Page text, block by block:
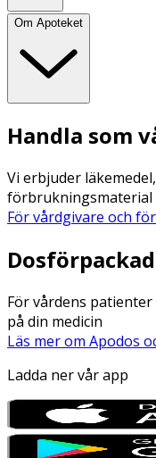
Om Apoteket
Handla som
Vi erbjuder
förbrukningsmaterial
För vårdgivare och
För vårdens
på din medicin
Läs mer om Apodos
Ladda ner vår app